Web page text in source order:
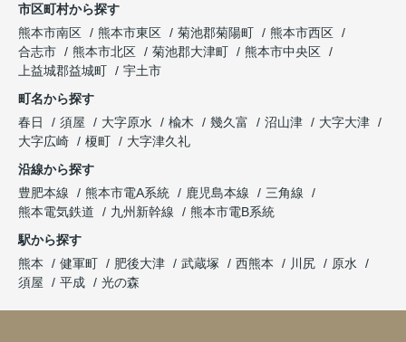
市区町村から探す
熊本市南区
熊本市東区 菊池郡菊陽町
熊本市西区
合志市
熊本市北区 菊池郡大津町
熊本市中央区
上益城郡益城町
宇土市
町名から探す
春日
須屋 大字原水 楡木 幾久富 沼山津
大字大津
大字広崎
榎町
大字津久礼
沿線から探す
豊肥本線
熊本市電A系統 鹿児島本線
三角線
熊本電気鉄道
九州新幹線
熊本市電B系統
駅から探す
熊本
健軍町 肥後大津 武蔵塚 西熊本 川尻
原水
須屋
平成 光の森